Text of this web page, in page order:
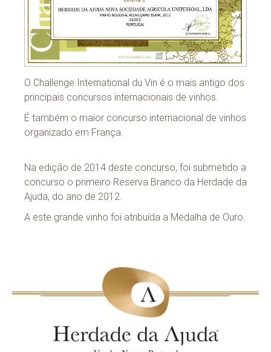
O Challenge International du Vin é o mais antigo dos
principais concursos internacionais de vinhos.
É também o maior concurso internacional de vinhos
organizado em França.
Na edição de 2014 deste concurso, foi submetido a
concurso o primeiro Reserva Branco da Herdade da
Ajuda, do ano de 2012.
A este grande vinho foi atribuída a Medalha de Ouro.